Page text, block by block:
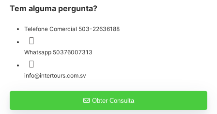
Tem alguma pergunta?
Telefone Comercial 503-22636188
Whatsapp 50376007313
info@intertours.com.sv
Obter Consulta